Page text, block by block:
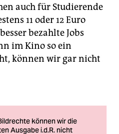
auch für Studierende
11 oder 12 Euro
bezahlte Jobs
im Kino so ein
können wir gar nicht